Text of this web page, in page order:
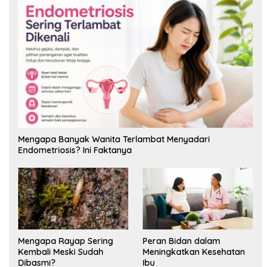
Mengapa Banyak Wanita Terlambat Menyadari
Endometriosis? Ini Faktanya
Mengapa Rayap Sering
Kembali Meski Sudah
Dibasmi?
Peran Bidan dalam
Meningkatkan Kesehatan
Ibu